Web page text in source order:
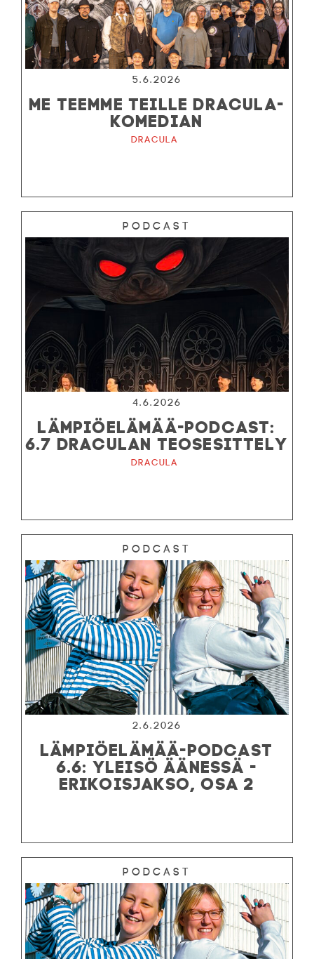
5.6.2026
ME TEEMME TEILLE DRACULA-
KOMEDIAN
Dracula
Podcast
4.6.2026
LÄMPIÖELÄMÄÄ-PODCAST:
6.7 DRACULAN TEOSESITTELY
Dracula
Podcast
2.6.2026
LÄMPIÖELÄMÄÄ-PODCAST
6.6: YLEISÖ ÄÄNESSÄ -
ERIKOISJAKSO, OSA 2
Podcast